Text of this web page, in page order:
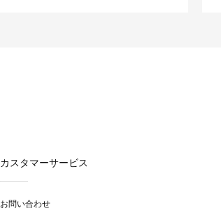
カスタマーサービス
お問い合わせ